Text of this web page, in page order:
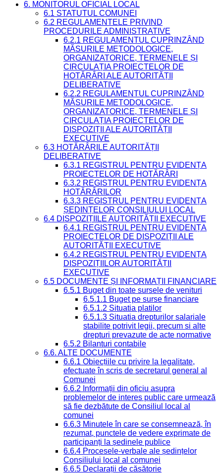
6. MONITORUL OFICIAL LOCAL
6.1 STATUTUL COMUNEI
6.2 REGULAMENTELE PRIVIND
PROCEDURILE ADMINISTRATIVE
6.2.1 REGULAMENTUL CUPRINZÂND
MĂSURILE METODOLOGICE,
ORGANIZATORICE, TERMENELE ȘI
CIRCULAȚIA PROIECTELOR DE
HOTĂRÂRI ALE AUTORITĂȚII
DELIBERATIVE
6.2.2 REGULAMENTUL CUPRINZÂND
MĂSURILE METODOLOGICE,
ORGANIZATORICE, TERMENELE ȘI
CIRCULAȚIA PROIECTELOR DE
DISPOZIȚII ALE AUTORITĂȚII
EXECUTIVE
6.3 HOTĂRÂRILE AUTORITĂȚII
DELIBERATIVE
6.3.1 REGISTRUL PENTRU EVIDENȚA
PROIECTELOR DE HOTĂRÂRI
6.3.2 REGISTRUL PENTRU EVIDENȚA
HOTĂRÂRILOR
6.3.3 REGISTRUL PENTRU EVIDENȚA
ȘEDINȚELOR CONSILIULUI LOCAL
6.4 DISPOZIȚIILE AUTORITĂȚII EXECUTIVE
6.4.1 REGISTRUL PENTRU EVIDENȚA
PROIECTELOR DE DISPOZIȚII ALE
AUTORITĂȚII EXECUTIVE
6.4.2 REGISTRUL PENTRU EVIDENȚA
DISPOZIȚIILOR AUTORITĂȚII
EXECUTIVE
6.5 DOCUMENTE ȘI INFORMAȚII FINANCIARE
6.5.1 Buget din toate sursele de venituri
6.5.1.1 Buget pe surse financiare
6.5.1.2 Situatia platilor
6.5.1.3 Situatia drepturilor salariale
stabilite potrivit legii, precum si alte
drepturi prevazute de acte normative
6.5.2 Bilanturi contabile
6.6. ALTE DOCUMENTE
6.6.1 Obiecțiile cu privire la legalitate,
efectuate în scris de secretarul general al
Comunei
6.6.2 Informații din oficiu asupra
problemelor de interes public care urmează
să fie dezbătute de Consiliul local al
comunei
6.6.3 Minutele în care se consemnează, în
rezumat, punctele de vedere exprimate de
participanți la ședinele publice
6.6.4 Procesele-verbale ale ședințelor
Consiliului local al comunei
6.6.5 Declarații de căsătorie